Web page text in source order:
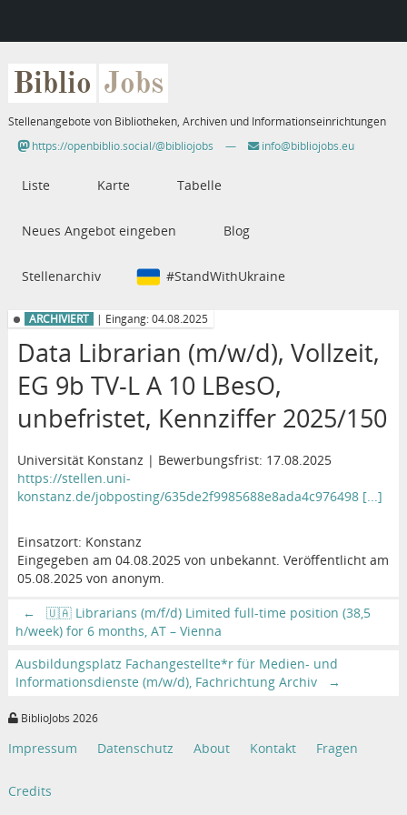
Biblio Jobs
Stellenangebote von Bibliotheken, Archiven und Informationseinrichtungen
https://openbiblio.social/@bibliojobs
— info@bibliojobs.eu
Liste Karte Tabelle
Neues Angebot eingeben Blog
Stellenarchiv #StandWithUkraine
ARCHIVIERT | Eingang: 04.08.2025
Data Librarian (m/w/d), Vollzeit,
EG 9b TV-L A 10 LBesO,
unbefristet, Kennziffer 2025/150
Universität Konstanz | Bewerbungsfrist: 17.08.2025
https://stellen.uni-
konstanz.de/jobposting/635de2f9985688e8ada4c976498 [...]
Einsatzort: Konstanz
Eingegeben am 04.08.2025 von unbekannt. Veröffentlicht am
05.08.2025 von anonym.
←
🇺🇦 Librarians (m/f/d) Limited full-time position (38,5
h/week) for 6 months, AT – Vienna
Ausbildungsplatz Fachangestellte*r für Medien- und
Informationsdienste (m/w/d), Fachrichtung Archiv
→
BiblioJobs 2026
Impressum Datenschutz About Kontakt Fragen
Credits